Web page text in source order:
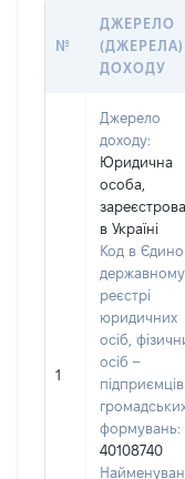
№
ДЖЕРЕЛО
(ДЖЕРЕЛА)
ДОХОДУ
1
Джерело
доходу:
Юридична
особа,
в Україні
Код в
державному
реєстрі
юридичних
осіб,
осіб –
формувань:
40108740